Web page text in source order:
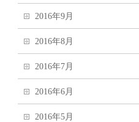
2016年9月
2016年8月
2016年7月
2016年6月
2016年5月